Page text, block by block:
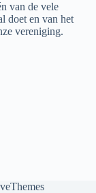
van de vele
doet en van het
vereniging.